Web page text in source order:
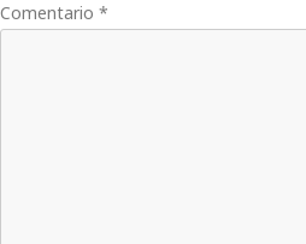
Comentario *